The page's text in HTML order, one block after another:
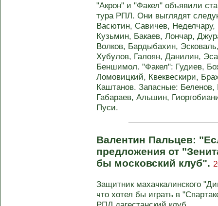
"Акрон" и "Факел" объявили
тура РПЛ. Они выглядят
Васютин, Савичев, Неделчару,
Кузьмин, Бакаев, Лончар,
Волков, Бардыбахин,
Хубулов, Галоян, Данилин,
Беншимол. "Факел": Гудиев,
Ломовицкий, Квеквескири,
Каштанов. Запасные:
Габараев, Альшин,
Пуси.
Валентин Пальцев:
предложения от
бы московский клуб".
Защитник махачкалинского
что хотел бы играть в